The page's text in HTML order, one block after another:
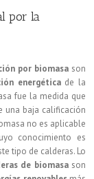
por la
por biomasa son
energéticade la
fue la medida que
una baja calificación
no es aplicable
conocimiento es
tipo de calderas. Lo
de biomasason